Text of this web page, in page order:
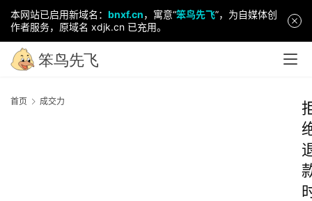
本网站已启用新域名： bnxf.cn，寓意“笨鸟先飞”，为自媒体创
作者服务，原域名 xdjk.cn 已充用。
首页 成交力